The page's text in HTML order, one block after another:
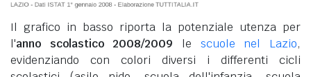
Il grafico in basso riporta la potenziale utenza per
l'anno scolastico 2008/2009 le scuole nel Lazio,
evidenziando con colori diversi i differenti cicli